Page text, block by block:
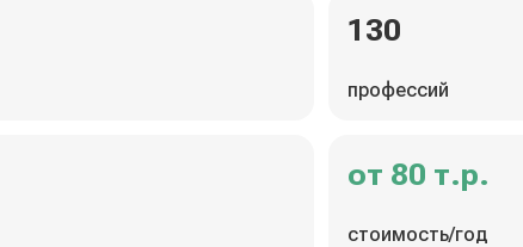
130
профессий
от 80 т.р.
стоимость/год